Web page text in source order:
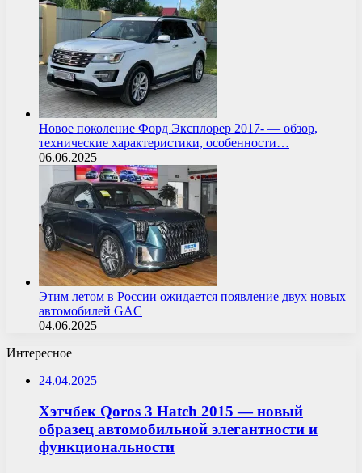
Новое поколение Форд Эксплорер 2017- — обзор,
технические характеристики, особенности…
06.06.2025
Этим летом в России ожидается появление двух новых
автомобилей GAC
04.06.2025
Интересное
24.04.2025
Хэтчбек Qoros 3 Hatch 2015 — новый
образец автомобильной элегантности и
функциональности